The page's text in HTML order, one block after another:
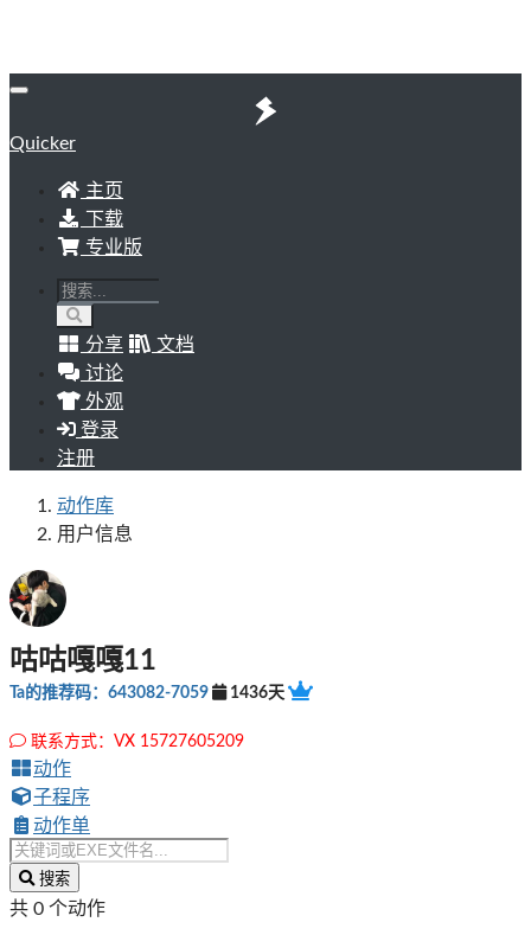
Quicker
主页
下载
专业版
分享
文档
讨论
外观
登录
注册
动作库
用户信息
咕咕嘎嘎11
Ta的推荐码：643082-7059 1436天
联系方式：VX 15727605209
动作
子程序
动作单
搜索
共 0 个动作